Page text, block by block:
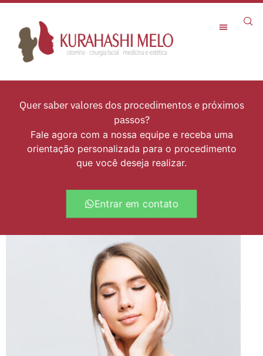
Quer saber valores dos procedimentos e próximos
passos?
Fale agora com a nossa equipe e receba uma
orientação personalizada para o procedimento
que você deseja realizar.
Entrar em contato